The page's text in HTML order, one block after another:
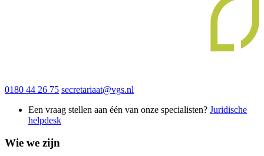
0180 44 26 75 secretariaat@vgs.nl
Een vraag stellen aan één van onze specialisten? Juridische
helpdesk
Wie we zijn